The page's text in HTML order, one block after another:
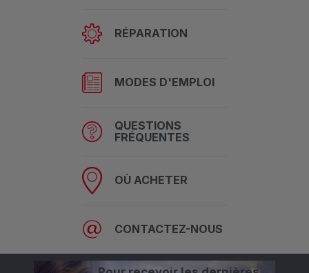
RÉPARATION
MODES D'EMPLOI
QUESTIONS
FRÉQUENTES
OÙ ACHETER
CONTACTEZ-NOUS